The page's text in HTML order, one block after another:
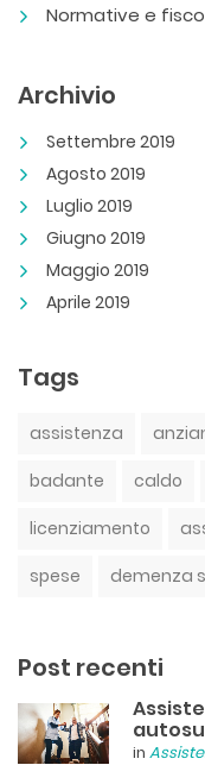
Normative e fisco
Archivio
Settembre 2019
Agosto 2019
Luglio 2019
Giugno 2019
Maggio 2019
Aprile 2019
Tags
assistenza
badante
caldo
licenziamento
spese
demenza
Post recenti
in